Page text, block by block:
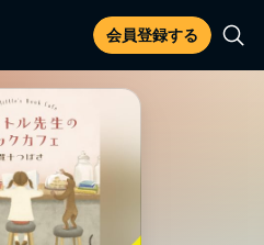
会員登録する